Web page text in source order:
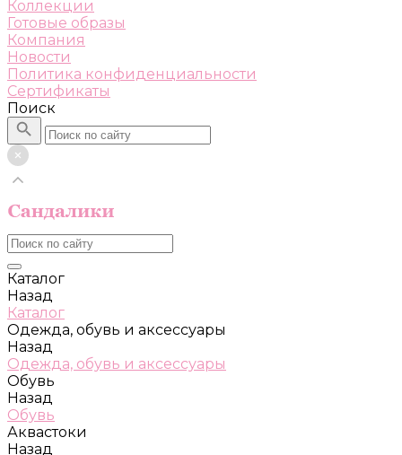
Коллекции
Готовые образы
Компания
Новости
Политика конфиденциальности
Сертификаты
Поиск
Каталог
Назад
Каталог
Одежда, обувь и аксессуары
Назад
Одежда, обувь и аксессуары
Обувь
Назад
Обувь
Аквастоки
Назад